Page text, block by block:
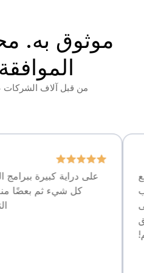
موثوق به.
من قبل آلاف الشركات
على دراية كبيرة ببرامج التوصيل.
كل شيء ثم بعضًا منه. إذا كنت
التوصيل